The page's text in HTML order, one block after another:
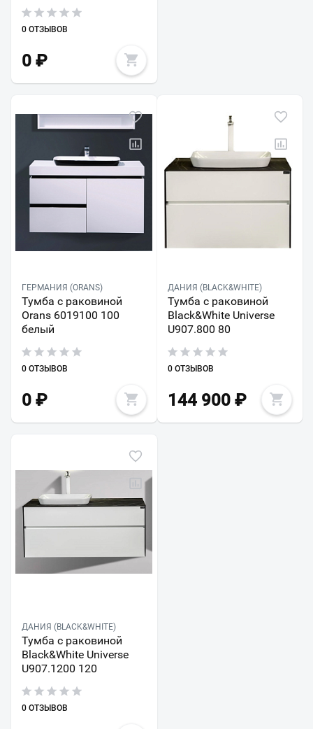
0 ОТЗЫВОВ
0 ₽
ГЕРМАНИЯ (ORANS)
Тумба с раковиной
Orans 6019100 100
белый
0 ОТЗЫВОВ
0 ₽
ДАНИЯ (BLACK&WHITE)
Тумба с раковиной
Black&White Universe
U907.800 80
0 ОТЗЫВОВ
144 900₽
ДАНИЯ (BLACK&WHITE)
Тумба с раковиной
Black&White Universe
U907.1200 120
0 ОТЗЫВОВ